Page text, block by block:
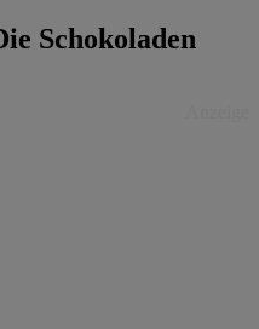
Schokoladen